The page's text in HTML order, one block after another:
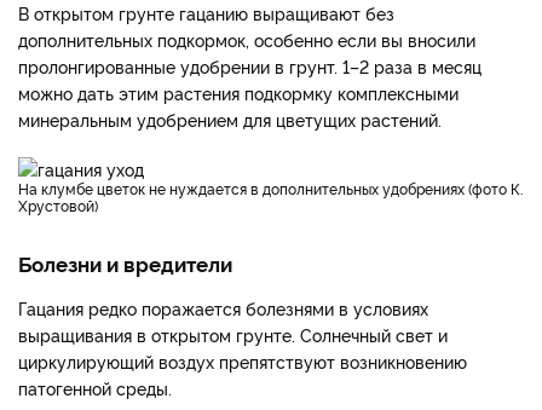
В открытом грунте гацанию выращивают без
дополнительных подкормок, особенно если вы вносили
пролонгированные удобрении в грунт. 1–2 раза в месяц
можно дать этим растения подкормку комплексными
минеральным удобрением для цветущих растений.
На клумбе цветок не нуждается в дополнительных удобрениях (фото К.
Хрустовой)
Болезни и вредители
Гацания редко поражается болезнями в условиях
выращивания в открытом грунте. Солнечный свет и
циркулирующий воздух препятствуют возникновению
патогенной среды.